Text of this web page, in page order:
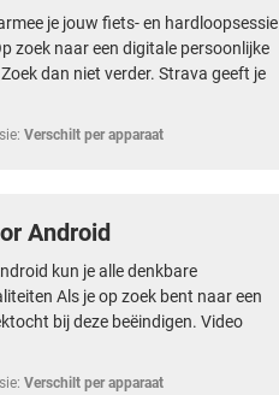
je jouw fiets- en hardloopsessie
zoek naar een digitale persoonlijke
dan niet verder. Strava geeft je
Verschilt per apparaat
Android
kun je alle denkbare
Als je op zoek bent naar een
bij deze beëindigen. Video
Verschilt per apparaat